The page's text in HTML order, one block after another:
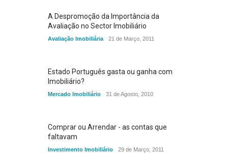
A Despromoção da Importância da
Avaliação no Sector Imobiliário
Avaliação Imobiliária 21 de Março, 2011
Estado Português gasta ou ganha com
Imobiliário?
Mercado Imobiliário 31 de Agosto, 2010
Comprar ou Arrendar - as contas que
faltavam
Investimento Imobiliário 29 de Março, 2011